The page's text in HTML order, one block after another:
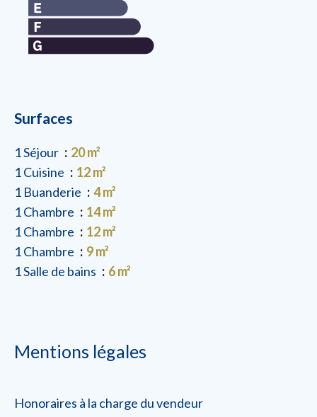
Surfaces
1 Séjour
20 m²
1 Cuisine
12 m²
1 Buanderie
4 m²
1 Chambre
14 m²
1 Chambre
12 m²
1 Chambre
9 m²
1 Salle de bains
6 m²
Mentions légales
Honoraires à la charge du vendeur